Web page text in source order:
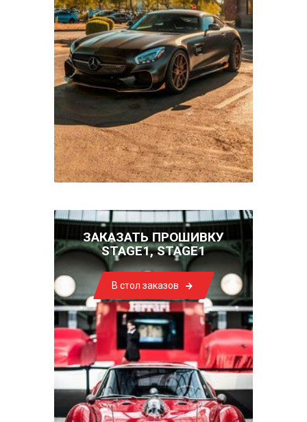
ЗАКАЗАТЬ ПРОШИВКУ
STAGE1, STAGE1
В стол заказов